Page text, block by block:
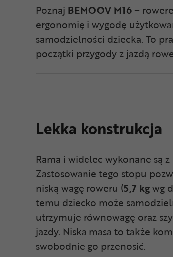
Poznaj BEMOOV M16 –
ergonomię i wygodę
samodzielności dziecka. To
początki przygody z jazdą
Lekka konstrukcja
Rama i widelec wykonane są z
Zastosowanie tego stopu
niską wagę roweru (5,7 kgwg
temu dziecko może
utrzymuje równowagę oraz
jazdy. Niska masa to także
swobodnie go przenosić.